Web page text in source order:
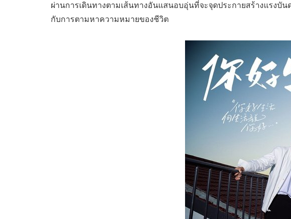
ผ่านการเดินทางตามเส้นทางอันแสนอบอุ่นที่จะจุดประกายสร้างแรง
กับการตามหาความหมายของชีวิต